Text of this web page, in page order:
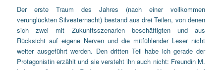
Der erste Traum des Jahres (nach einer vollkommen
verunglückten Silvesternacht) bestand aus drei Teilen, von denen
sich zwei mit Zukunftsszenarien beschäftigten und aus
Rücksicht auf eigene Nerven und die mitfühlender Leser nicht
weiter ausgeführt werden. Den dritten Teil habe ich gerade der
Protagonistin erzählt und sie versteht ihn auch nicht: Freundin M.